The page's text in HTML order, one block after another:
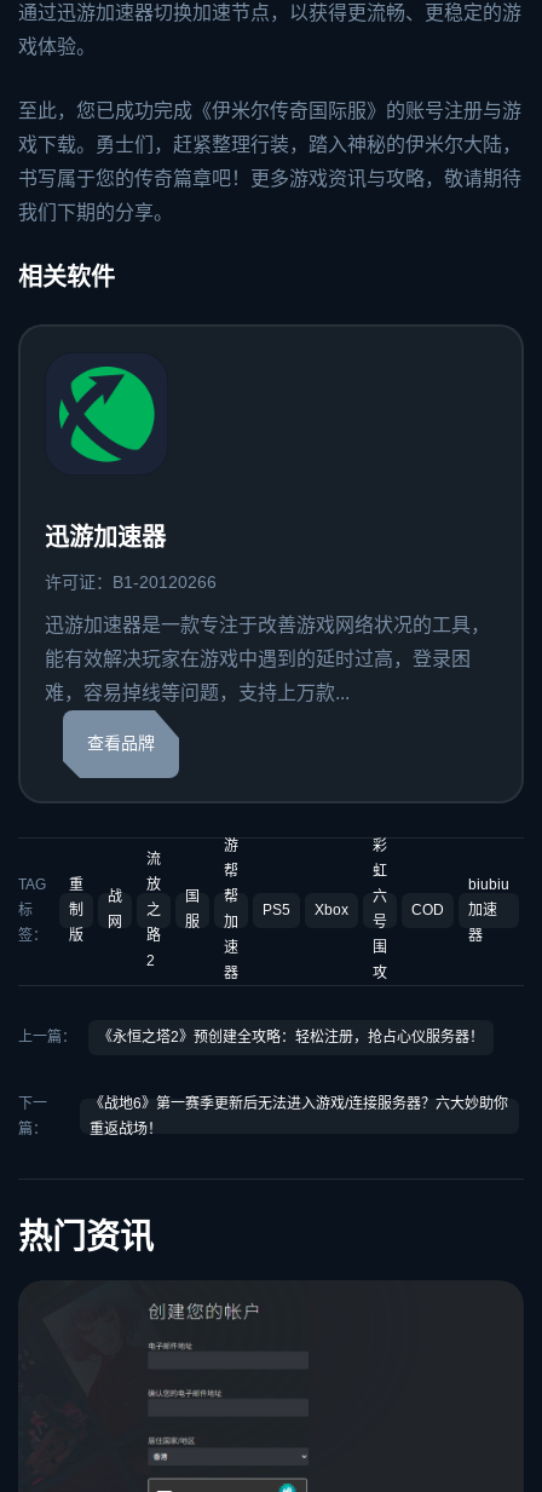
通过迅游加速器切换加速节点，以获得更流畅、更稳定的游
戏体验。
至此，您已成功完成《伊米尔传奇国际服》的账号注册与游
戏下载。勇士们，赶紧整理行装，踏入神秘的伊米尔大陆，
书写属于您的传奇篇章吧！更多游戏资讯与攻略，敬请期待
我们下期的分享。
相关软件
迅游加速器
许可证：B1-20120266
迅游加速器是一款专注于改善游戏网络状况的工具，
能有效解决玩家在游戏中遇到的延时过高，登录困
难，容易掉线等问题，支持上万款...
查看品牌
TAG
标
签：
重
制
版
战
网
流
放
之
路
2
国
服
游
帮
帮
加
速
器
PS5 Xbox
彩
虹
六
号
围
攻
COD
biubiu
加速
器
上一篇： 《永恒之塔2》预创建全攻略：轻松注册，抢占心仪服务器！
下一
篇：
《战地6》第一赛季更新后无法进入游戏/连接服务器？六大妙助你
重返战场！
热门资讯